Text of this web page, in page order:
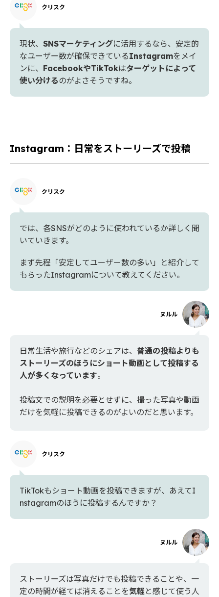
クリスク
現状、 SNSマーケティングに活用するなら、安定的
なユーザー数が確保できているInstagramをメイ
ンに、 FacebookやTikTokはターゲットによって
使い分ける のがよさそうですね。
Instagram：日常をストーリーズで投稿
クリスク
では、各SNSがどのように使われているか詳しく聞
いていきます。
まず先程「安定してユーザー数の多い」と紹介して
もらったInstagramについて教えてください。
ヌルル
日常生活や旅行などのシェアは、 普通の投稿よりも
ストーリーズのほうにショート動画として投稿する
人が多くなっています。
投稿文での説明を必要とせずに、撮った写真や動画
だけを気軽に投稿できるのがよいのだと思います。
クリスク
TikTokもショート動画を投稿できますが、あえてI
nstagramのほうに投稿するんですか？
ヌルル
ストーリーズは写真だけでも投稿できることや、一
定の時間が経てば消えることを気軽と感じて使う人